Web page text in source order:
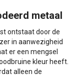
metaal
ontstaat door de
in aanwezigheid
er een mengsel
kleur heeft.
alleen de